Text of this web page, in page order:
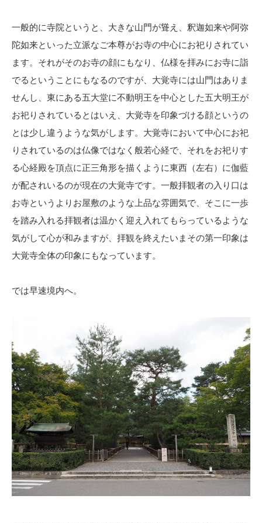
一般的に寺院というと、大きな山門が聳え、釈迦如来や阿弥
陀如来といった立派なご本尊がお寺の中心にお祀りされてい
ます。それがそのお寺の顔にもなり、仏様を拝みにお寺に詣
でるということにもなるのですが、大覚寺には山門はありま
せんし、東にある五大堂に不動明王を中心とした五大明王が
お祀りされているとはいえ、大覚寺を印象づける顔というの
とは少し違うような気がします。大覚寺において中心にお祀
りされているのは仏像ではなく般若心経で、それをお祀りす
る心経殿を頂点に正三角形を描くように東西（左右）に伽藍
が配されいるのが現在の大覚寺です。一般拝観者の入り口は
お寺というよりお屋敷のような上品な雰囲気で、そこに一歩
を踏み入れる拝観者は温かく迎え入れてもらっているような
気がして心が和みますが、拝観を終えたいまその第一印象は
大覚寺全体の印象にもなっています。
では早速境内へ。